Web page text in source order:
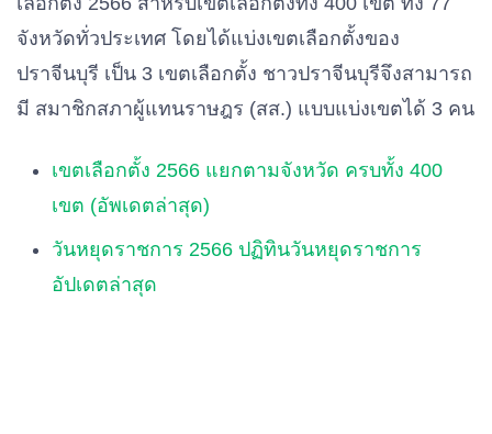
จังหวัดทั่วประเทศ โดยได้แบ่งเขตเลือกตั้งของ
ปราจีนบุรี เป็น 3 เขตเลือกตั้ง ชาวปราจีนบุรีจึงสามารถ
มี สมาชิกสภาผู้แทนราษฎร (สส.) แบบแบ่งเขตได้ 3 คน
เขตเลือกตั้ง 2566 แยกตามจังหวัด ครบทั้ง 400
เขต (อัพเดตล่าสุด)
วันหยุดราชการ 2566 ปฏิทินวันหยุดราชการ
อัปเดตล่าสุด